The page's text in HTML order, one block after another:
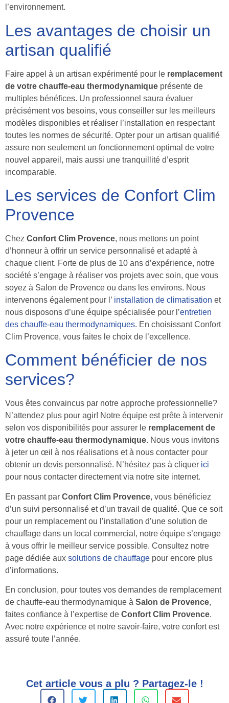
l’environnement.
Les avantages de choisir un
artisan qualifié
Faire appel à un artisan expérimenté pour le remplacement
de votre chauffe-eau thermodynamique présente de
multiples bénéfices. Un professionnel saura évaluer
précisément vos besoins, vous conseiller sur les meilleurs
modèles disponibles et réaliser l’installation en respectant
toutes les normes de sécurité. Opter pour un artisan qualifié
assure non seulement un fonctionnement optimal de votre
nouvel appareil, mais aussi une tranquillité d’esprit
incomparable.
Les services de Confort Clim
Provence
Chez Confort Clim Provence, nous mettons un point
d’honneur à offrir un service personnalisé et adapté à
chaque client. Forte de plus de 10 ans d’expérience, notre
société s’engage à réaliser vos projets avec soin, que vous
soyez à Salon de Provence ou dans les environs. Nous
intervenons également pour l’ installation de climatisation et
nous disposons d’une équipe spécialisée pour l’entretien
des chauffe-eau thermodynamiques. En choisissant Confort
Clim Provence, vous faites le choix de l’excellence.
Comment bénéficier de nos
services?
Vous êtes convaincus par notre approche professionnelle?
N’attendez plus pour agir! Notre équipe est prête à intervenir
selon vos disponibilités pour assurer le remplacement de
votre chauffe-eau thermodynamique. Nous vous invitons
à jeter un œil à nos réalisations et à nous contacter pour
obtenir un devis personnalisé. N’hésitez pas à cliquer ici
pour nous contacter directement via notre site internet.
En passant par Confort Clim Provence, vous bénéficiez
d’un suivi personnalisé et d’un travail de qualité. Que ce soit
pour un remplacement ou l’installation d’une solution de
chauffage dans un local commercial, notre équipe s’engage
à vous offrir le meilleur service possible. Consultez notre
page dédiée aux solutions de chauffage pour encore plus
d’informations.
En conclusion, pour toutes vos demandes de remplacement
de chauffe-eau thermodynamique à Salon de Provence,
faites confiance à l’expertise de Confort Clim Provence.
Avec notre expérience et notre savoir-faire, votre confort est
assuré toute l’année.
Cet article vous a plu ? Partagez-le !